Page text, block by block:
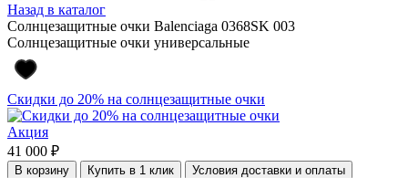
Назад в каталог
Солнцезащитные очки Balenciaga 0368SK 003
Солнцезащитные очки универсальные
Скидки до 20% на солнцезащитные очки
Акция
41 000 ₽
В корзину Купить в 1 клик Условия доставки и оплаты